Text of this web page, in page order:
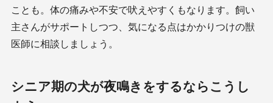
ことも。体の痛みや不安で吠えやすくもなります。飼い
主さんがサポートしつつ、気になる点はかかりつけの獣
医師に相談しましょう。
シニア期の犬が夜鳴きをするならこうし